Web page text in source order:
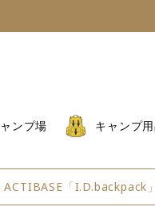
ンプ場 キャンプ
「I.D.backpack